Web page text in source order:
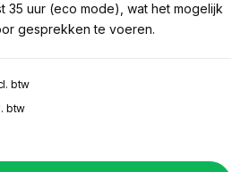
35 uur (eco mode), wat het mogelijk
gesprekken te voeren.
btw
btw